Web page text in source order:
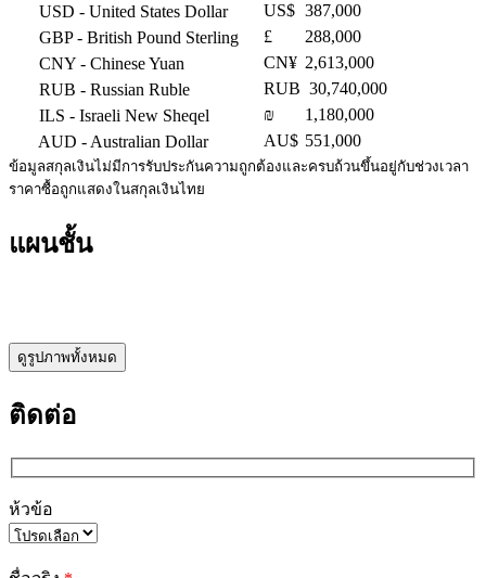
USD - United States Dollar US$ 387,000
GBP- British Pound Sterling £
288,000
CNY - Chinese Yuan CN¥ 2,613,000
RUB - Russian Ruble RUB 30,740,000
ILS - Israeli New Sheqel ₪
1,180,000
AUD - Australian Dollar AU$ 551,000
ข้อมูลสกุลเงินไม่มีการรับประกันความถูกต้องและครบถ้วนขึ้นอยู่กับช่วงเวลา
ราคาซื้อถูกแสดงในสกุลเงินไทย
แผนชั้น
ดูรูปภาพทั้งหมด
ติดต่อ
ห้วข้อ